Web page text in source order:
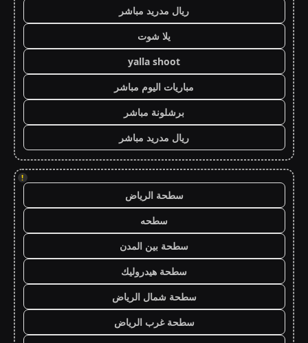
ريال مدريد مباشر
يلا شوت
yalla shoot
مباريات اليوم مباشر
برشلونة مباشر
ريال مدريد مباشر
!
سطحة الرياض
سطحه
سطحة بين المدن
سطحة هيدروليك
سطحة شمال الرياض
سطحة غرب الرياض